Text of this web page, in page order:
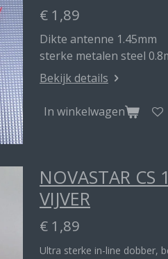
€ 1,89
Dikte antenne 1.45mm
sterke metalen steel
Bekijk details
In winkelwagen
NOVASTAR CS
VIJVER
€ 1,89
Ultra sterke in-line dobber,